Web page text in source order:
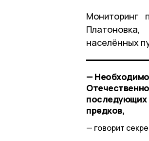
Мониторинг
населённых
—
последующих
предков,
говорит